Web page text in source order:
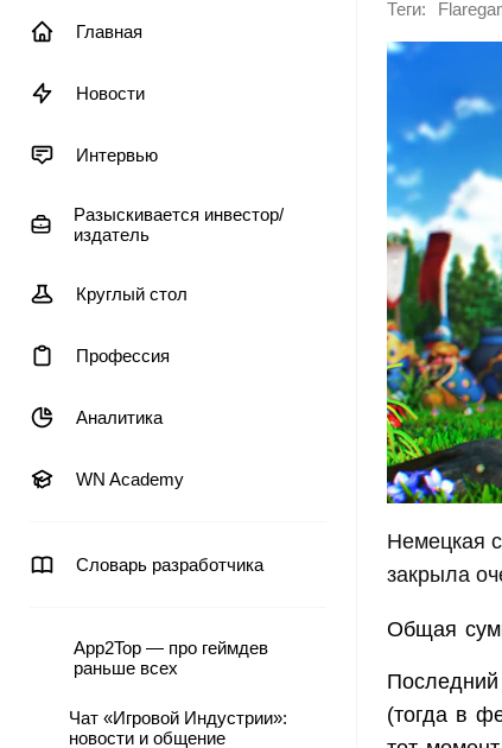
Главная
Новости
Интервью
Разыскивается инвестор/
издатель
Круглый стол
Профессия
Аналитика
WN Academy
Словарь разработчика
App2Top — про геймдев
раньше всех
Чат «Игровой Индустрии»:
новости и общение
Теги:
Немецкая
закрыла
Общая
(тогда в